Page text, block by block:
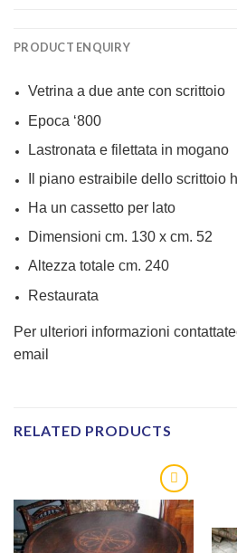
PRODUCT ENQUIRY
Vetrina a due ante con scrittoio
Epoca ‘800
Lastronata e filettata in mogano
Il piano estraibile dello scrittoio
Ha un cassetto per lato
Dimensioni cm. 130 x cm. 52
Altezza totale cm. 240
Restaurata
Per ulteriori informazioni
email
RELATED PRODUCTS